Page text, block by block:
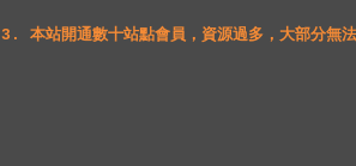
3 . 本站開通數十站點會員，資源過多，大部分無